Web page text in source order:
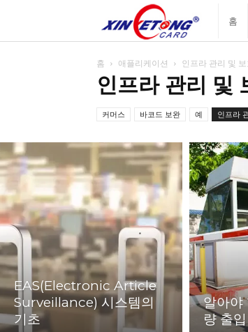
예
블
로
그
홈
홈 애플리케이션 인프라 관리 및 보
인프라 관리 및
커머스 바코드 보완 예 인프라
EAS(Electronic Article
Surveillance) 시스템의
기초
알아야
량 출